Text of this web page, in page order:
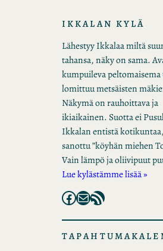
IKKALAN KYLÄ
Lähestyy Ikkalaa miltä
tahansa, näky on sama.
kumpuileva
lomittuu metsäisten
Näkymä on rauhoittava ja
ikiaikainen. Suotta ei
Ikkalan entistä
sanottu ”köyhän miehen
Vain lämpö ja oliivipuut
Lue kylästämme lisää »
Facebook Mail RSS Feed